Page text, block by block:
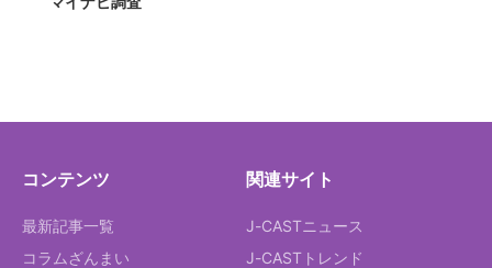
コンテンツ
最新記事一覧
コラムざんまい
関連サイト
J-CASTニュース
J-CASTトレンド